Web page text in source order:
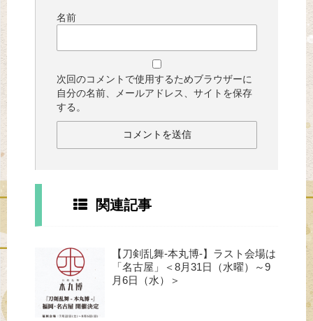
名前
次回のコメントで使用するためブラウザーに
自分の名前、メールアドレス、サイトを保存
する。
関連記事
【刀剣乱舞-本丸博-】ラスト会場は
「名古屋」＜8月31日（水曜）～9
月6日（水）＞